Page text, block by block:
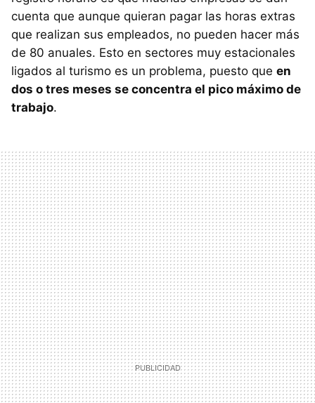
cuenta que aunque quieran pagar las horas extras
que realizan sus empleados, no pueden hacer más
de 80 anuales. Esto en sectores muy estacionales
ligados al turismo es un problema, puesto que en
dos o tres meses se concentra el pico máximo de
trabajo.